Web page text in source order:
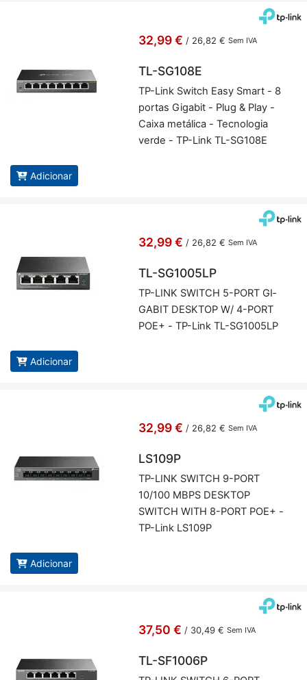
32,99 € / 26,82 € Sem IVA
TL-SG108E
TP-Link Switch Easy Smart - 8
portas Gi­gabit - Plug & Play -
Caixa me­tá­lica - Tec­no­logia
verde - TP-Link TL-SG108E
Adicionar
32,99 € / 26,82 € Sem IVA
TL-SG1005LP
TP-LINK SWITCH 5-PORT GI­
GABIT DESKTOP W/ 4-PORT
POE+ - TP-Link TL-SG1005LP
Adicionar
32,99 € / 26,82 € Sem IVA
LS109P
TP-LINK SWITCH 9-PORT
10/100 MBPS DESKTOP
SWITCH WITH 8-PORT POE+ -
TP-Link LS109P
Adicionar
37,50 € / 30,49 € Sem IVA
TL-SF1006P